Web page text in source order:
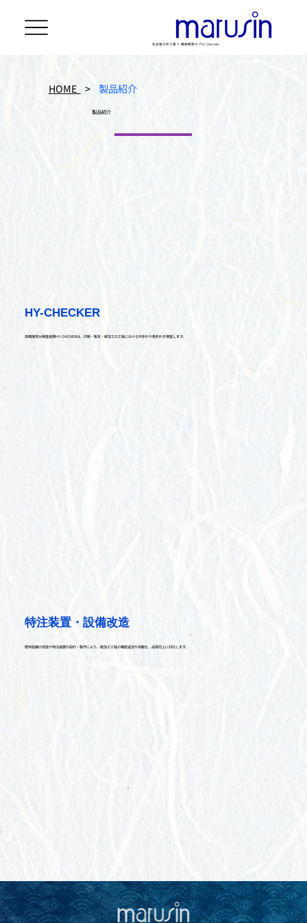
名古屋の折り屋 × 機械開発のプロ | marusin
製品紹介
HOME > 製品紹介
HY-CHECKER
高精度厚み検査装置HY-CHECKERは、印刷・製本・紙加工の工程における中折れや角折れを検査します。
特注装置・設備改造
既存設備の改造や特注装置の設計・製作により、紙加工工程の機能追加や自動化、品質向上に対応します。